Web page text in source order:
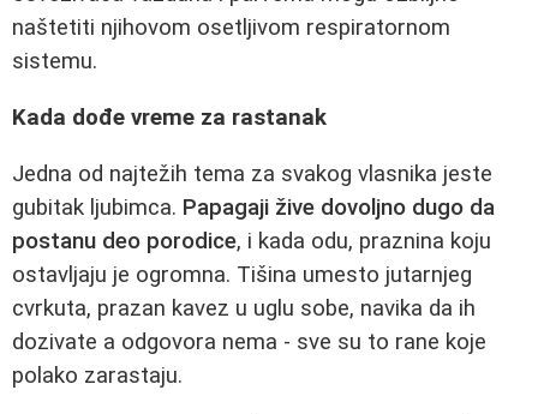
naštetiti njihovom osetljivom respiratornom
sistemu.
Kada dođe vreme za rastanak
Jedna od najtežih tema za svakog vlasnika jeste
gubitak ljubimca. Papagaji žive dovoljno dugo da
postanu deo porodice, i kada odu, praznina koju
ostavljaju je ogromna. Tišina umesto jutarnjeg
cvrkuta, prazan kavez u uglu sobe, navika da ih
dozivate a odgovora nema - sve su to rane koje
polako zarastaju.